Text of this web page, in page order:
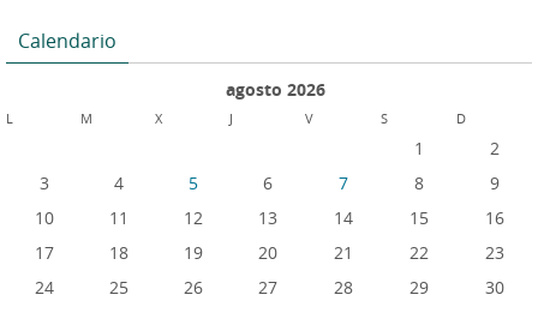
Calendario
agosto 2026
L M X J V S D
1
2
3
4 5 6 7 8
9
10
11 12 13 14 15
16
17
18 19 20 21 22
23
24
25 26 27 28 29
30